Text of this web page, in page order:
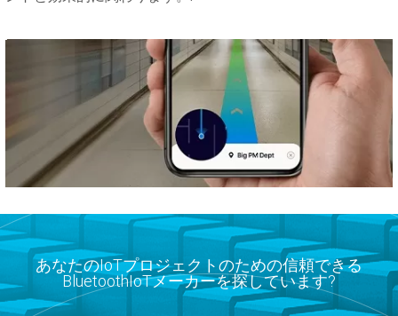
あなたのIoTプロジェクトのための信頼できる
BluetoothIoTメーカーを探しています?